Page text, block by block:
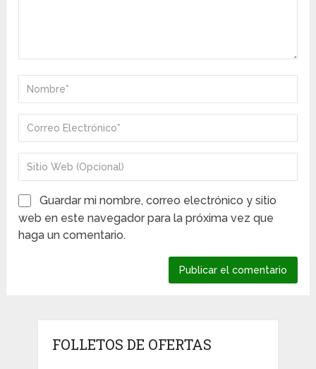
Guardar mi nombre, correo electrónico y sitio
web en este navegador para la próxima vez que
haga un comentario.
FOLLETOS DE OFERTAS